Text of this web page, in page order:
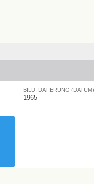
BILD: DATIERUNG (DATUM)
1965